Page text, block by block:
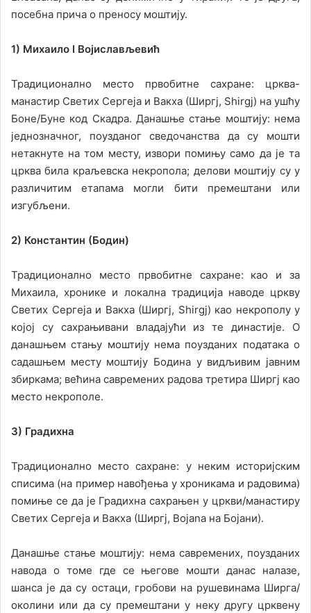
посебна прича о преносу моштију.
1) Михаило I Вojислављевић
Традиционално место првобитне сахране: црква-
манастир Светих Сергeја и Вакха (Ширгј, Shirgj) на ушћу
Боне/Буне код Скадра. Данашње стање моштију: нема
једнозначног, поузданог сведочанства да су мошти
нетакнуте на том месту, извори помињу само да је та
црква била краљевска некропола; делови моштију су у
различитим етапама могли бити премештани или
изгубљени.
2) Константин (Бодин)
Традиционално место првобитне сахране: као и за
Михаила, хронике и локална традиција наводе цркву
Светих Сергeја и Вакха (Ширгј, Shirgj) као некрополу у
којој су сахрањивани владајући из те династије. О
данашњем стању моштију нема поузданих података о
садашњем месту моштију Бодина у видљивим јавним
збиркама; већина савремених радова третира Ширгј као
место некрополе.
3) Градихна
Традиционално место сахране: у неким историјским
списима (на пример навођења у хроникама и радовима)
помиње се да је Градихна сахрањен у цркви/манастиру
Светих Сергeја и Вакха (Ширгј, Bojana на Бојани).
Данашње стање моштију: нема савремених, поузданих
навода о томе где се његове мошти данас налазе,
шанса је да су остаци, гробови на рушевинама Ширга/
околини или да су премештани у неку другу црквену